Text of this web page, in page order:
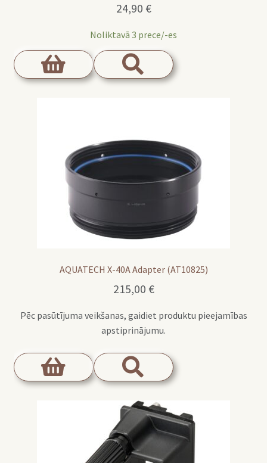
24,90 €
Noliktavā 3 prece/-es
AQUATECH X-40A Adapter (AT10825)
215,00 €
Pēc pasūtījuma veikšanas, gaidiet produktu pieejamības
apstiprinājumu.